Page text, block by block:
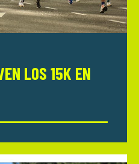
LOS 15K EN